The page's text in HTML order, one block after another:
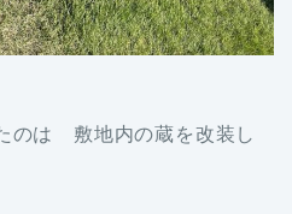
のは 敷地内の蔵を改装し